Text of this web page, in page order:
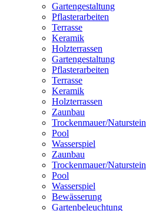
Gartengestaltung
Pflasterarbeiten
Terrasse
Keramik
Holzterrassen
Gartengestaltung
Pflasterarbeiten
Terrasse
Keramik
Holzterrassen
Zaunbau
Trockenmauer/Naturstein
Pool
Wasserspiel
Zaunbau
Trockenmauer/Naturstein
Pool
Wasserspiel
Bewässerung
Gartenbeleuchtung